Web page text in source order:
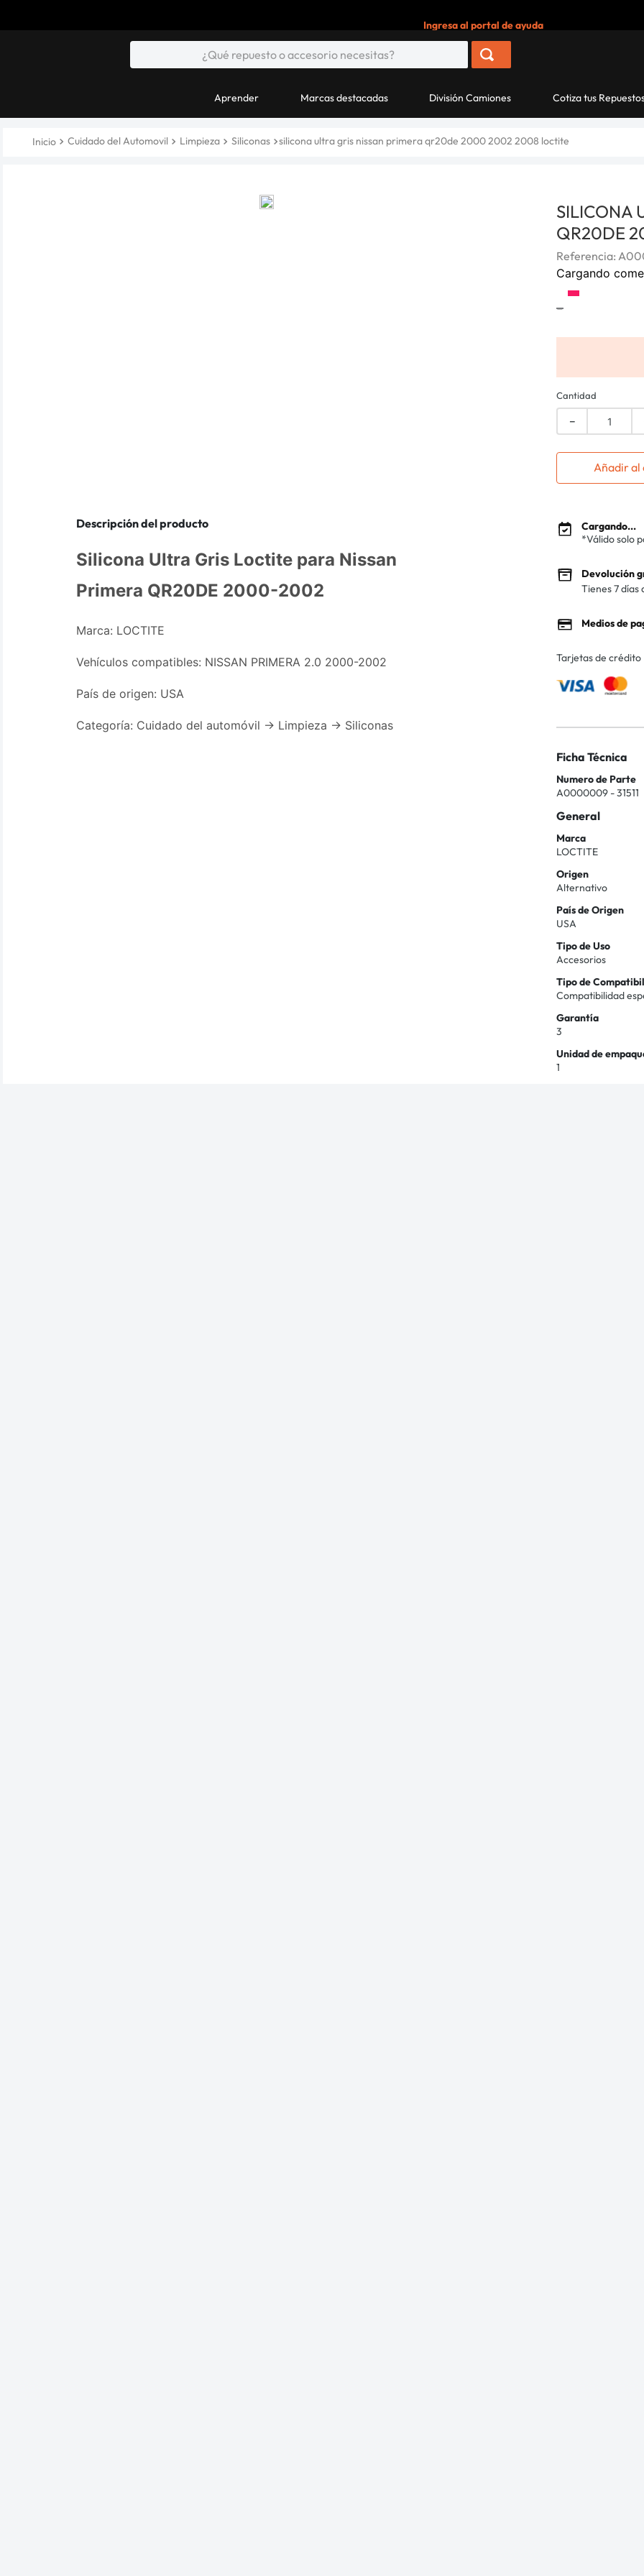
Ingresa al portal de ayuda
Aprender Marcas destacadas División Camiones Cotiza tus
Cuidado del Automovil Limpieza Siliconas silicona ultra gris nissan primera qr20de 2000 2002 2008 loctite
Descripción del producto
Silicona Ultra Gris Loctite para Nissan
Primera QR20DE 2000-2002
Marca: LOCTITE
Vehículos compatibles: NISSAN PRIMERA 2.0 2000-2002
País de origen: USA
Categoría: Cuidado del automóvil -> Limpieza -> Siliconas
SILICONA
QR20DE
Referencia:
Cargando
-
Cantidad
－
Añadir
Cargando...
*Válido solo
Devolución
Tienes 7 días
Medios de
Tarjetas de crédito
Ficha Técnica
Numero de Parte
A0000009 - 31511
General
Marca
LOCTITE
Origen
Alternativo
País de Origen
USA
Tipo de Uso
Accesorios
Tipo de
Compatibilidad
Garantía
3
Unidad de
1